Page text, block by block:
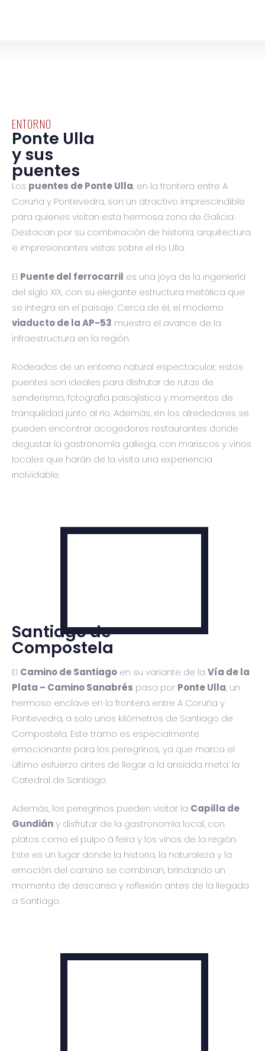
ENTORNO
Ponte Ulla
y sus
puentes
Los puentes de Ponte Ulla, en la frontera entre A
Coruña y Pontevedra, son un atractivo imprescindible
para quienes visitan esta hermosa zona de Galicia.
Destacan por su combinación de historia, arquitectura
e impresionantes vistas sobre el río Ulla.
El Puente del ferrocarril es una joya de la ingeniería
del siglo XIX, con su elegante estructura metálica que
se integra en el paisaje. Cerca de él, el moderno
viaducto de la AP-53 muestra el avance de la
infraestructura en la región.
Rodeados de un entorno natural espectacular, estos
puentes son ideales para disfrutar de rutas de
senderismo, fotografía paisajística y momentos de
tranquilidad junto al río. Además, en los alrededores se
pueden encontrar acogedores restaurantes donde
degustar la gastronomía gallega, con mariscos y vinos
locales que harán de la visita una experiencia
inolvidable.
Santiago de
Compostela
El Camino de Santiago en su variante de la Vía de la
Plata – Camino Sanabrés pasa por Ponte Ulla, un
hermoso enclave en la frontera entre A Coruña y
Pontevedra, a solo unos kilómetros de Santiago de
Compostela. Este tramo es especialmente
emocionante para los peregrinos, ya que marca el
último esfuerzo antes de llegar a la ansiada meta: la
Catedral de Santiago.
Además, los peregrinos pueden visitar la Capilla de
Gundiány disfrutar de la gastronomía local, con
platos como el pulpo á feira y los vinos de la región.
Este es un lugar donde la historia, la naturaleza y la
emoción del camino se combinan, brindando un
momento de descanso y reflexión antes de la llegada
a Santiago.